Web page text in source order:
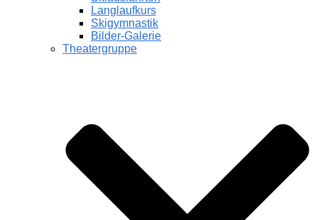
Langlaufkurs
Skigymnastik
Bilder-Galerie
Theatergruppe